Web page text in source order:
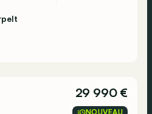
29 990 €
NOUVEAU